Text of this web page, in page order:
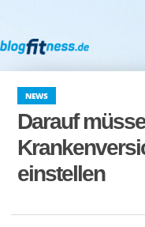
NEWS
Darauf
einstellen